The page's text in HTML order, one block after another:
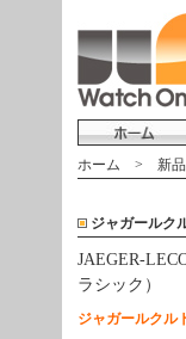
ホーム > 新
ジャガールク
JAEGER-
ラシック）
ジャガールクル